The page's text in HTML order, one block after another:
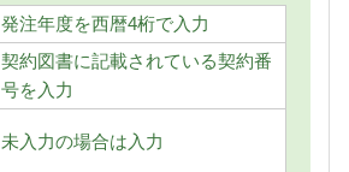
発注年度を西暦4桁で入力
契約図書に記載されている契約番
号を入力
未入力の場合は入力